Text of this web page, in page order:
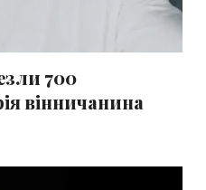
700
вінничанина